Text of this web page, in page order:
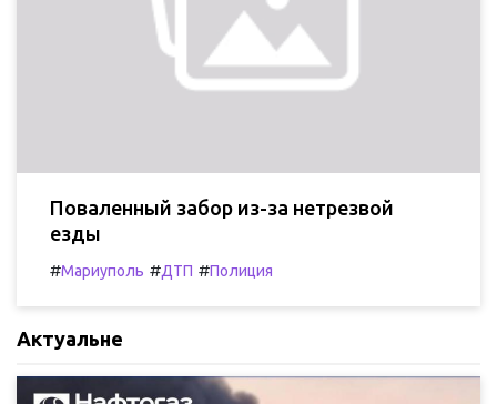
Поваленный забор из-за нетрезвой
езды
#Мариуполь #ДТП #Полиция
Актуальне